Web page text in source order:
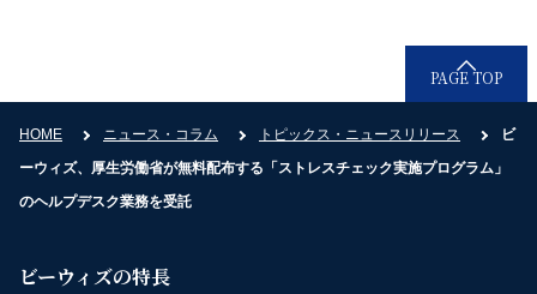
HOME ニュース・コラム トピックス・ニュースリリース
ビ
ーウィズ、厚生労働省が無料配布する「ストレスチェック実施プログラム」
のヘルプデスク業務を受託
PAGE TOP
ビーウィズの特長